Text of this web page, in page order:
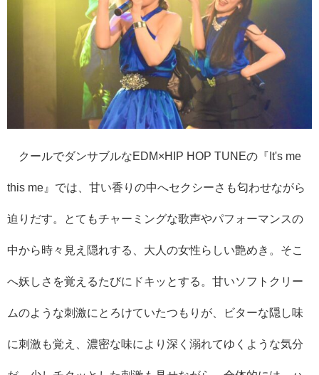
クールでダンサブルなEDM×HIP HOP TUNEの『It's me
this me』では、甘い香りの中へセクシーさも匂わせながら
迫りだす。とてもチャーミングな歌声やパフォーマンスの
中から時々見え隠れする、大人の女性らしい艶めき。そこ
へ妖しさを覚えるたびにドキッとする。甘いソフトクリー
ムのような刺激にとろけていたつもりが、ビターな隠し味
に刺激も覚え、濃密な味により深く溺れてゆくような気分